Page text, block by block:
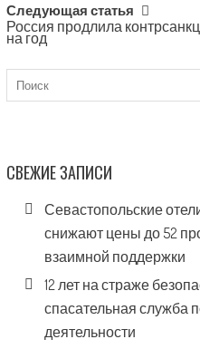
Следующая статья
Россия продлила
на год
СВЕЖИЕ ЗАПИСИ
Севастопольские
снижают цены до 52
взаимной поддержки
12 лет на страже
спасательная служба
деятельности